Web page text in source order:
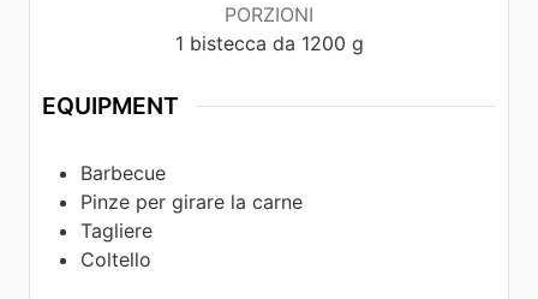
PORZIONI
1 bistecca da 1200 g
EQUIPMENT
Barbecue
Pinze per girare la carne
Tagliere
Coltello